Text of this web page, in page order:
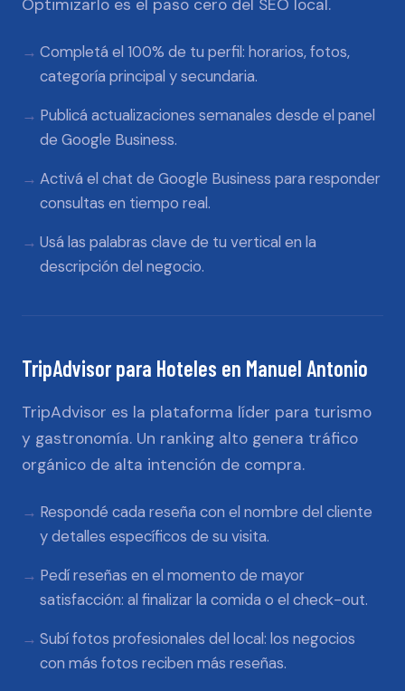
Optimizarlo es el paso cero del SEO local.
Completá el 100% de tu perfil: horarios, fotos,
categoría principal y secundaria.
Publicá actualizaciones semanales desde el panel
de Google Business.
Activá el chat de Google Business para responder
consultas en tiempo real.
Usá las palabras clave de tu vertical en la
descripción del negocio.
TripAdvisor para Hoteles en Manuel Antonio
TripAdvisor es la plataforma líder para turismo
y gastronomía. Un ranking alto genera tráfico
orgánico de alta intención de compra.
Respondé cada reseña con el nombre del cliente
y detalles específicos de su visita.
Pedí reseñas en el momento de mayor
satisfacción: al finalizar la comida o el check-out.
Subí fotos profesionales del local: los negocios
con más fotos reciben más reseñas.